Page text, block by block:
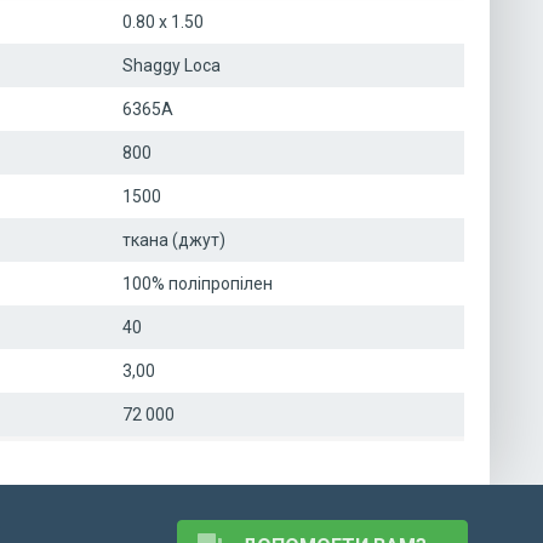
0.80 x 1.50
Shaggy Loca
6365A
800
1500
ткана (джут)
100% поліпропілен
40
3,00
72 000